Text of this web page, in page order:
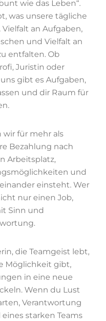
wie das Leben“.
was unsere tägliche
an Aufgaben,
und Vielfalt an
entfalten. Ob
Juristin oder
gibt es Aufgaben,
und dir Raum für
für mehr als
Bezahlung nach
Arbeitsplatz,
und
einsteht. Wer
nur einen Job,
Sinn und
die Teamgeist lebt,
Möglichkeit gibt,
in eine neue
Wenn du Lust
Verantwortung
starken Teams